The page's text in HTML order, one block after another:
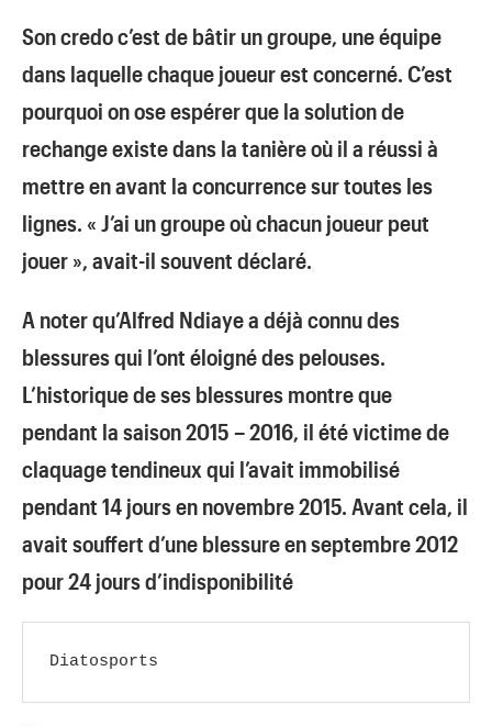
Son credo c’est de bâtir un groupe, une équipe
dans laquelle chaque joueur est concerné. C’est
pourquoi on ose espérer que la solution de
rechange existe dans la tanière où il a réussi à
mettre en avant la concurrence sur toutes les
lignes. « J’ai un groupe où chacun joueur peut
jouer », avait-il souvent déclaré.
A noter qu’Alfred Ndiaye a déjà connu des
blessures qui l’ont éloigné des pelouses.
L’historique de ses blessures montre que
pendant la saison 2015 – 2016, il été victime de
claquage tendineux qui l’avait immobilisé
pendant 14 jours en novembre 2015. Avant cela, il
avait souffert d’une blessure en septembre 2012
pour 24 jours d’indisponibilité
Diatosports